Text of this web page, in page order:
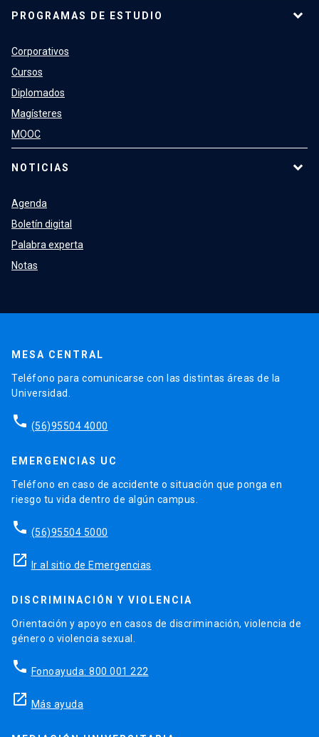
PROGRAMAS DE ESTUDIO
Corporativos
Cursos
Diplomados
Magísteres
MOOC
NOTICIAS
Agenda
Boletín digital
Palabra experta
Notas
MESA CENTRAL
Teléfono para comunicarse con las distintas áreas de la
Universidad.
phone (56)95504 4000
EMERGENCIAS UC
Teléfono en caso de accidente o situación que ponga en
riesgo tu vida dentro de algún campus.
phone (56)95504 5000
launch Ir al sitio de Emergencias
DISCRIMINACIÓN Y VIOLENCIA
Orientación y apoyo en casos de discriminación, violencia de
género o violencia sexual.
phone Fonoayuda: 800 001 222
launch Más ayuda